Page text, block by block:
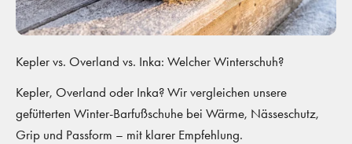
Kepler vs. Overland vs. Inka: Welcher Winterschuh?
Kepler, Overland oder Inka? Wir vergleichen unsere
gefütterten Winter-Barfußschuhe bei Wärme, Nässeschutz,
Grip und Passform – mit klarer Empfehlung.